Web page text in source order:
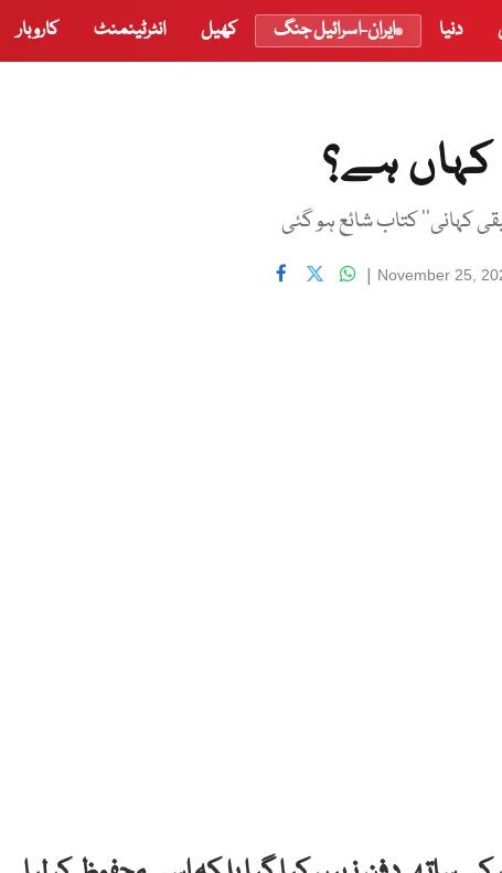
دنیا ایران-اسرائیل جنگ کھیل انٹرٹینمنٹ کاروبار
کہاں ہے؟
کہانی'' کتاب شائع ہو گئی
November 25,
|